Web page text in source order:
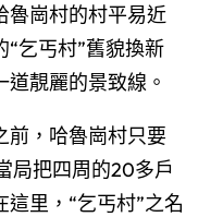
魯崗村的村平易近
乞丐村”舊貌換新
靚麗的景致線。
前，哈魯崗村只要
局把四周的20多戶
里，“乞丐村”之名